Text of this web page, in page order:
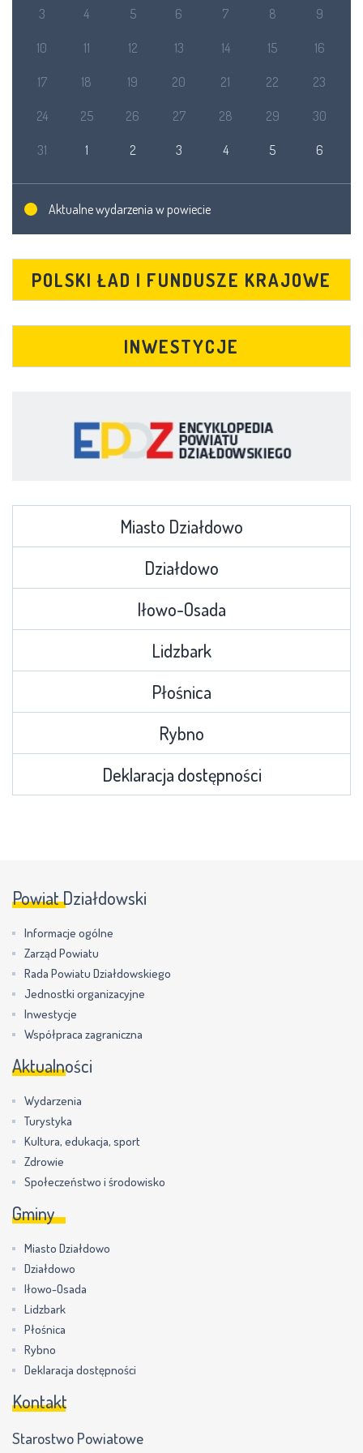
3 4 5 6 7 8 9
10 11 12 13 14 15 16
17 18 19 20 21 22 23
24 25 26 27 28 29 30
31 1 2 3 4 5 6
Aktualne wydarzenia w powiecie
POLSKI ŁAD I FUNDUSZE KRAJOWE
INWESTYCJE
Miasto Działdowo
Działdowo
Iłowo-Osada
Lidzbark
Płośnica
Rybno
Deklaracja dostępności
Powiat Działdowski
Informacje ogólne
Zarząd Powiatu
Rada Powiatu Działdowskiego
Jednostki organizacyjne
Inwestycje
Współpraca zagraniczna
Aktualności
Wydarzenia
Turystyka
Kultura, edukacja, sport
Zdrowie
Społeczeństwo i środowisko
Gminy
Miasto Działdowo
Działdowo
Iłowo-Osada
Lidzbark
Płośnica
Rybno
Deklaracja dostępności
Kontakt
Starostwo Powiatowe